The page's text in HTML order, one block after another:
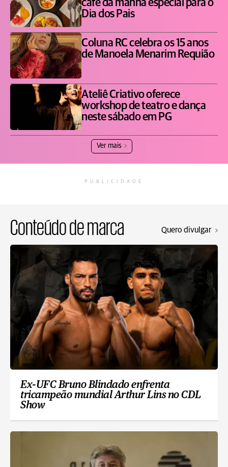
café da manhã especial para o
Dia dos Pais
Coluna RC celebra os 15 anos
de Manoela Menarim Requião
Ateliê Criativo oferece
workshop de teatro e dança
neste sábado em PG
Ver mais
PUBLICIDADE
Conteúdo de marca Quero divulgar
Ex-UFC Bruno Blindado enfrenta
tricampeão mundial Arthur Lins no CDL
Show